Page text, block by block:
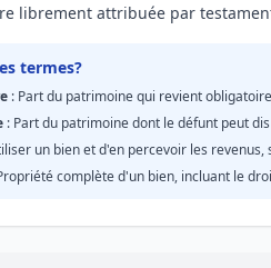
librement attribuée par
termes?
: Part du patrimoine qui revient
: Part du patrimoine dont le défunt peut
un bien et d'en percevoir les revenus,
complète d'un bien, incluant le